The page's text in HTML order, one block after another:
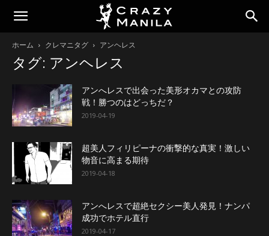
ホーム クレマニタグ アンヘレス
タグ: アンヘレス
アンへレスで出会った美形オカマとの攻防
戦！勝つのはどっちだ？
2019-04-19
超美人フィリピーナの衝撃的な真実！激しい
物音に高まる期待
2019-04-18
アンへレスで超絶セクシー美人発見！ナンパ
成功でホテル直行
2019-04-17